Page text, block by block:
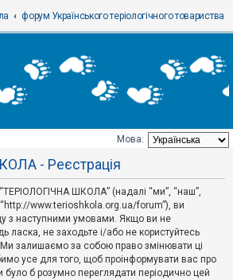
форум Українського теріологічного товариства
Мова:
- Реєстрація
ШКОЛА” (надалі “ми”, “наш”,
www.terioshkola.org.ua/forum”), ви
з наступними умовами. Якщо ви не
ласка, не заходьте і/або не користуйтесь
залишаємо за собою право змінювати ці
усе для того, щоб проінформувати вас про
було б розумно переглядати періодично цей